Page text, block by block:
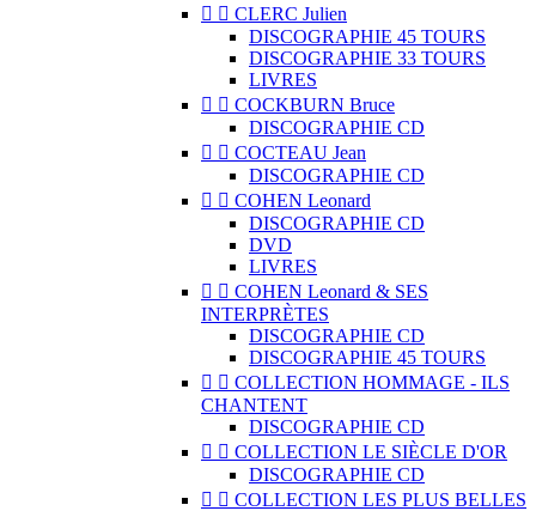
  CLERC Julien
DISCOGRAPHIE 45 TOURS
DISCOGRAPHIE 33 TOURS
LIVRES
  COCKBURN Bruce
DISCOGRAPHIE CD
  COCTEAU Jean
DISCOGRAPHIE CD
  COHEN Leonard
DISCOGRAPHIE CD
DVD
LIVRES
  COHEN Leonard & SES
INTERPRÈTES
DISCOGRAPHIE CD
DISCOGRAPHIE 45 TOURS
  COLLECTION HOMMAGE - ILS
CHANTENT
DISCOGRAPHIE CD
  COLLECTION LE SIÈCLE D'OR
DISCOGRAPHIE CD
  COLLECTION LES PLUS BELLES